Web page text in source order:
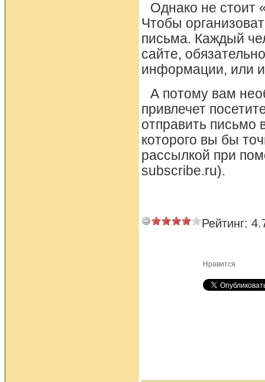
Однако не стоит
Чтобы
письма. Каждый
сайте,
информации, или
А потому вам
привлечет
отправить письмо
которого вы бы
рассылкой при
subscribe.ru).
Рейтинг:
Нравится